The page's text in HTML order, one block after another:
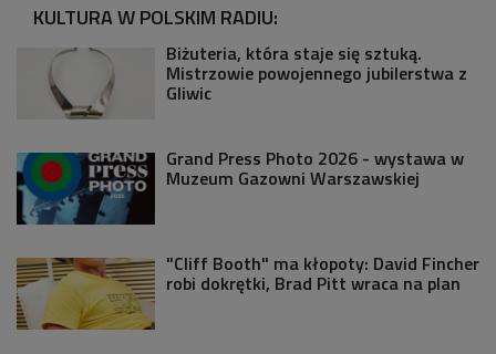
KULTURA W POLSKIM RADIU:
Biżuteria, która staje się sztuką.
Mistrzowie powojennego jubilerstwa z
Gliwic
Grand Press Photo 2026 - wystawa w
Muzeum Gazowni Warszawskiej
"Cliff Booth" ma kłopoty: David Fincher
robi dokrętki, Brad Pitt wraca na plan